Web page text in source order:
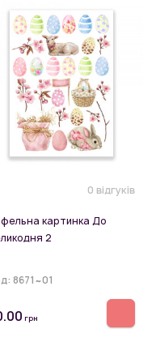
0 відгуків
картинка До
2
8671~01
грн